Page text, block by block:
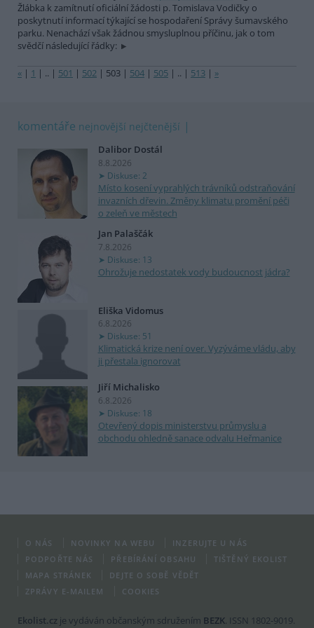
Žlábka k zamítnutí oficiální žádosti p. Tomislava Vodičky o
poskytnutí informací týkající se hospodaření Správy šumavského
parku. Nenachází však žádnou smysluplnou příčinu, jak o tom
svědčí následující řádky:
« | 1 | .. | 501 | 502 | 503 | 504 | 505 | .. | 513 | »
komentáře nejnovější nejčtenější
Dalibor Dostál
8.8.2026
Diskuse: 2
Místo kosení vyprahlých trávníků odstraňování
invazních dřevin. Změny klimatu promění péči
o zeleň ve městech
Jan Palaščák
7.8.2026
Diskuse: 13
Ohrožuje nedostatek vody budoucnost jádra?
Eliška Vidomus
6.8.2026
Diskuse: 51
Klimatická krize není over. Vyzýváme vládu, aby
ji přestala ignorovat
Jiří Michalisko
6.8.2026
Diskuse: 18
Otevřený dopis ministerstvu průmyslu a
obchodu ohledně sanace odvalu Heřmanice
O NÁS NOVINKY NA WEBU
INZERUJTE U NÁS
PODPOŘTE NÁS
PŘEBÍRÁNÍ OBSAHU
TIŠTĚNÝ EKOLIST
MAPA STRÁNEK
DEJTE O SOBĚ VĚDĚT
ZPRÁVY E-MAILEM
COOKIES
Ekolist.cz je vydáván občanským sdružením BEZK . ISSN 1802-9019.